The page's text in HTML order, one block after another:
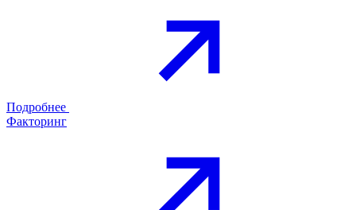
Подробнее
Факторинг